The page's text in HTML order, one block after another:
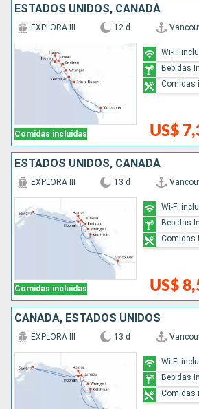
ESTADOS UNIDOS, CANADÁ
Comidas incluidas
EXPLORA III 12 d
US$
Wi-Fi
Bebidas
Comidas
ESTADOS UNIDOS, CANADÁ
Comidas incluidas
EXPLORA III 13 d
US$
Wi-Fi
Bebidas
Comidas
CANADÁ, ESTADOS UNIDOS
EXPLORA III 13 d
Wi-Fi
Bebidas
Comidas